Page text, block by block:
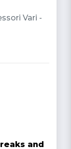
Vari -
and